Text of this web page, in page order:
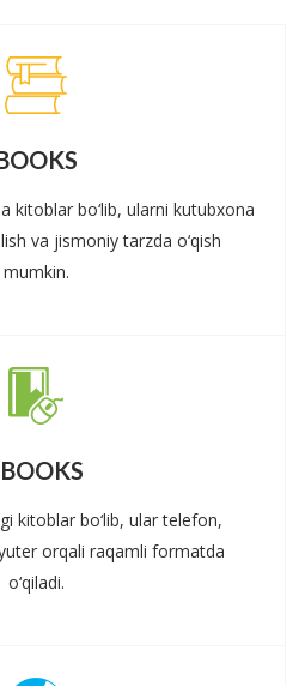
kitoblar bo‘lib, ularni kutubxona
va jismoniy tarzda o‘qish
mumkin.
kitoblar bo‘lib, ular telefon,
orqali raqamli formatda
o‘qiladi.